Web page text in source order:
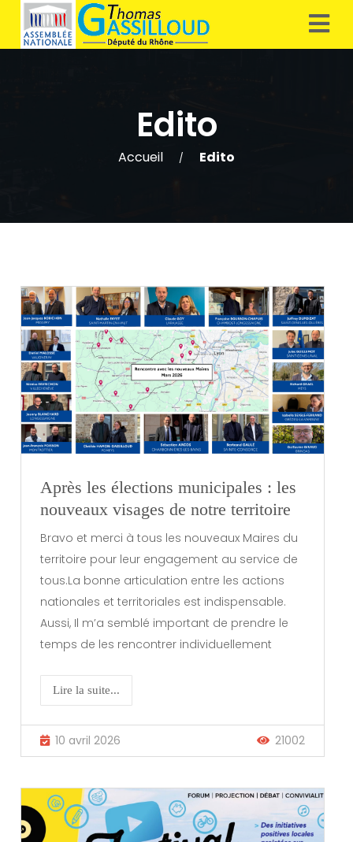
Edito
Accueil / Edito
Après les élections municipales : les
nouveaux visages de notre territoire
Bravo et merci à tous les nouveaux Maires du
territoire pour leur engagement au service de
tous.La bonne articulation entre les actions
nationales et territoriales est indispensable.
Aussi, Il m’a semblé important de prendre le
temps de les rencontrer individuellement
Lire la suite...
10 avril 2026 21002